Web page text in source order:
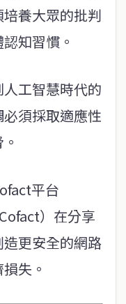
養大眾的批判
知習慣。
工智慧時代的
須採取適應性
平台
）在分享
更安全的網路
失。